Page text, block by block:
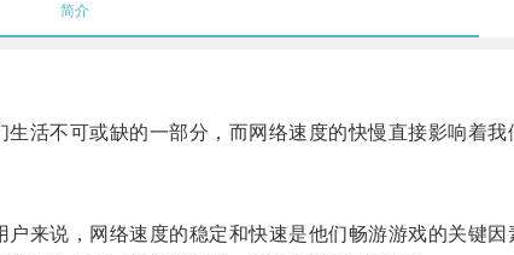
简介
不可或缺的一部分，而网络速度的快慢直接影响着我
说，网络速度的稳定和快速是他们畅游游戏的关键因